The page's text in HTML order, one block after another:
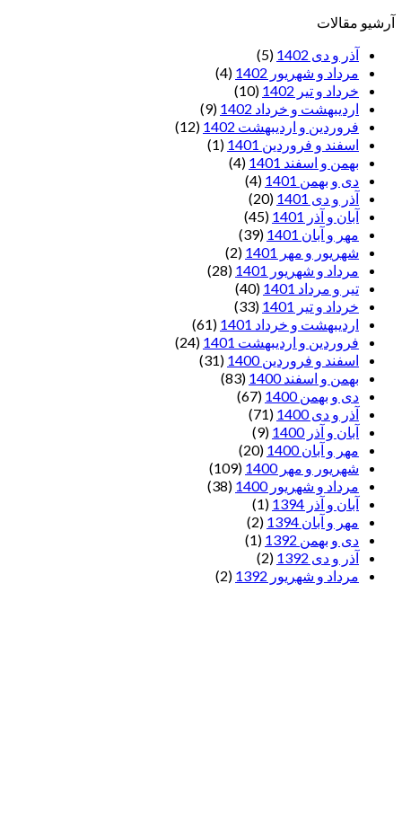
آرشیو مقالات
آذر و دی 1402
(5)
مرداد و شهریور 1402
(4)
خرداد و تیر 1402
(10)
اردیبهشت و خرداد 1402
(9)
فروردین و اردیبهشت 1402
(12)
اسفند و فروردین 1401
(1)
بهمن و اسفند 1401
(4)
دی و بهمن 1401
(4)
آذر و دی 1401
(20)
آبان و آذر 1401
(45)
مهر و آبان 1401
(39)
شهریور و مهر 1401
(2)
مرداد و شهریور 1401
(28)
تیر و مرداد 1401
(40)
خرداد و تیر 1401
(33)
اردیبهشت و خرداد 1401
(61)
فروردین و اردیبهشت 1401
(24)
اسفند و فروردین 1400
(31)
بهمن و اسفند 1400
(83)
دی و بهمن 1400
(67)
آذر و دی 1400
(71)
آبان و آذر 1400
(9)
مهر و آبان 1400
(20)
شهریور و مهر 1400
(109)
مرداد و شهریور 1400
(38)
آبان و آذر 1394
(1)
مهر و آبان 1394
(2)
دی و بهمن 1392
(1)
آذر و دی 1392
(2)
مرداد و شهریور 1392
(2)